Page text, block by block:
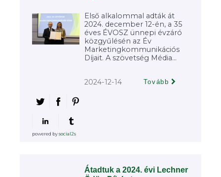
Első alkalommal adták át
2024. december 12-én, a 35
éves ÉVOSZ ünnepi évzáró
közgyűlésén az Év
Marketingkommunikációs
Díjait. A szövetség Média...
2024-12-14 Tovább
powered bysocial2s
Átadtuk a 2024. évi Lechner